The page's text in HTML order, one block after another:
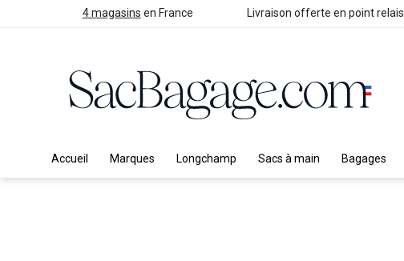
4 magasins en France Livraison offerte en point relais
Accueil Marques Longchamp Sacs à main Bagages